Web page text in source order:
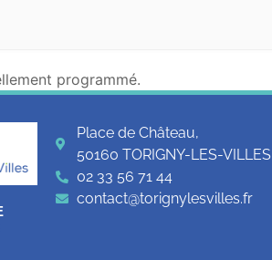
programmé.
Place de Château,
50160 TORIGNY-LES-VILLES
02 33 56 71 44
contact@torignylesvilles.fr